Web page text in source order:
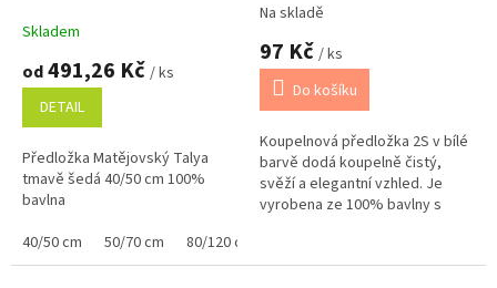
Skladem
od491,26 Kč / ks
DETAIL
Předložka Matějovský Talya
tmavě šedá 40/50 cm 100%
bavlna
40/50 cm
50/70 cm 80/120 cm
Průměrné
hodnocení
produktu
5,0
5
hvězdiček.
Na skladě
97 Kč / ks
Do košíku
Koupelnová předložka 2S v bílé
barvě dodá koupelně čistý,
svěží a elegantní vzhled. Je
vyrobena ze 100% bavlny s